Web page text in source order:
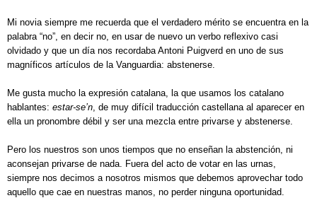
Mi novia siempre me recuerda que el verdadero mérito se encuentra en la
palabra “no”, en decir no, en usar de nuevo un verbo reflexivo casi
olvidado y que un día nos recordaba Antoni Puigverd en uno de sus
magníficos artículos de la Vanguardia: abstenerse.
Me gusta mucho la expresión catalana, la que usamos los catalano
hablantes: estar-se’n , de muy difícil traducción castellana al aparecer en
ella un pronombre débil y ser una mezcla entre privarse y abstenerse.
Pero los nuestros son unos tiempos que no enseñan la abstención, ni
aconsejan privarse de nada. Fuera del acto de votar en las urnas,
siempre nos decimos a nosotros mismos que debemos aprovechar todo
aquello que cae en nuestras manos, no perder ninguna oportunidad.